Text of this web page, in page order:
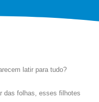
latir para tudo?
das folhas, esses filhotes